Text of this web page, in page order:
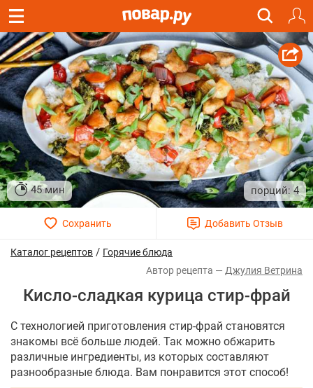
45 мин 4
Каталог рецептов / Горячие блюда
Джулия Ветрина
Кисло-сладкая курица стир-фрай
С технологией приготовления стир-фрай становятся
знакомы всё больше людей. Так можно обжарить
различные ингредиенты, из которых составляют
разнообразные блюда. Вам понравится этот способ!